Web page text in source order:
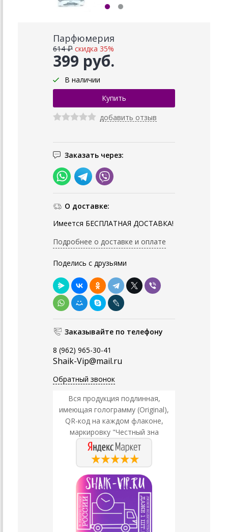
Парфюмерия
399 руб.
614 ₽ скидка 35%
В наличии
добавить отзыв
Заказать через:
О доставке:
Имеется БЕСПЛАТНАЯ ДОСТАВКА!
Подробнее о доставке и оплате
Поделись с друзьями
Заказывайте по телефону
8 (962) 965-30-41
Shaik-Vip@mail.ru
Обратный звонок
Вся продукция подлинная,
имеющая голограмму (Original),
QR-код на каждом флаконе,
маркировку "Честный зна